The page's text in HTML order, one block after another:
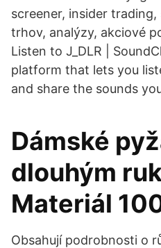
screener, insider
trhov, analýzy, akciové
Listen to J_DLR |
platform that lets you
and share the sounds
Dámské
dlouhým
Materiál
Obsahují podrobnosti o